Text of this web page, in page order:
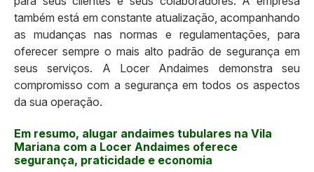
também está em constante atualização, acompanhando
as mudanças nas normas e regulamentações, para
oferecer sempre o mais alto padrão de segurança em
seus serviços. A Locer Andaimes demonstra seu
compromisso com a segurança em todos os aspectos
da sua operação.
Em resumo, alugar andaimes tubulares na Vila
Mariana com a Locer Andaimes oferece
segurança, praticidade e economia